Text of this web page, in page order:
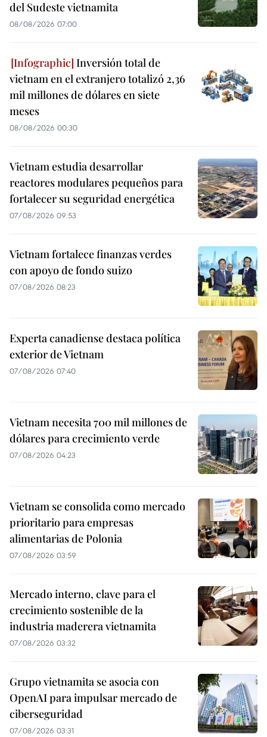
del Sudeste vietnamita
08/08/2026 07:00
Inversión total de
vietnam en el extranjero totalizó 2,36
mil millones de dólares en siete
meses
08/08/2026 00:30
Vietnam estudia desarrollar
reactores modulares pequeños para
fortalecer su seguridad energética
07/08/2026 09:53
Vietnam fortalece finanzas verdes
con apoyo de fondo suizo
07/08/2026 08:23
Experta canadiense destaca política
exterior de Vietnam
07/08/2026 07:40
Vietnam necesita 700 mil millones de
dólares para crecimiento verde
07/08/2026 04:23
Vietnam se consolida como mercado
prioritario para empresas
alimentarias de Polonia
07/08/2026 03:59
Mercado interno, clave para el
crecimiento sostenible de la
industria maderera vietnamita
07/08/2026 03:32
Grupo vietnamita se asocia con
OpenAI para impulsar mercado de
ciberseguridad
07/08/2026 03:31